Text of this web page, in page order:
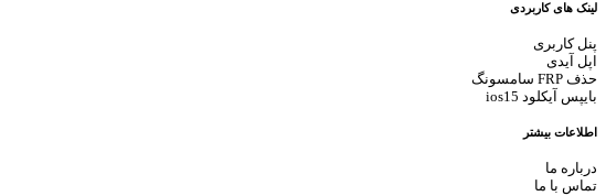
لینک های کاربردی
پنل کاربری
اپل آیدی
حذف FRP سامسونگ
بایپس آیکلود ios15
اطلاعات بیشتر
درباره ما
تماس با ما